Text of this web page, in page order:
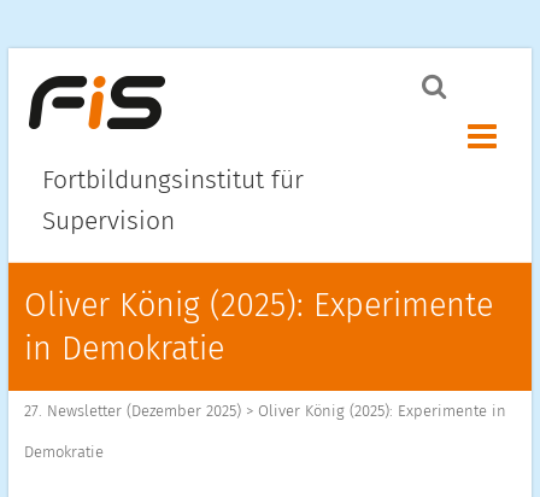
Fortbildungsinstitut für
Supervision
Menü
Oliver König (2025): Experimente
in Demokratie
27. Newsletter (Dezember 2025)> Oliver König (2025): Experimente in
Demokratie